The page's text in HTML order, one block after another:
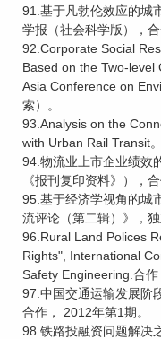
91.基于凡勃伦效应的城
学报（社会科学版），
92.Corporate Social
Based on the Two-level
Asia Conference on
索）。
93.Analysis on the
with Urban Rail Transit
94.物流业上市企业绩效
《报刊复印资料》），
95.基于经济学视角的城
流评论（第二辑）》，独
96.Rural Land Polices
Rights", International
Safety Engineering.合作
97.中国交通运输发展阶
合作， 2012年第1期。
98.铁路投融资问题解决